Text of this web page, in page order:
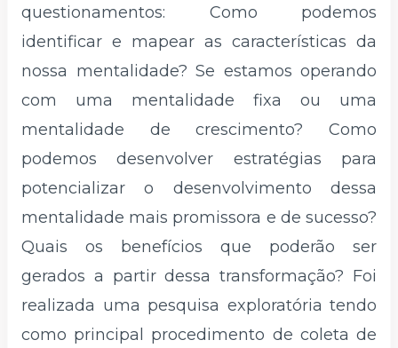
questionamentos: Como podemos
identificar e mapear as características da
nossa mentalidade? Se estamos operando
com uma mentalidade fixa ou uma
mentalidade de crescimento? Como
podemos desenvolver estratégias para
potencializar o desenvolvimento dessa
mentalidade mais promissora e de sucesso?
Quais os benefícios que poderão ser
gerados a partir dessa transformação? Foi
realizada uma pesquisa exploratória tendo
como principal procedimento de coleta de